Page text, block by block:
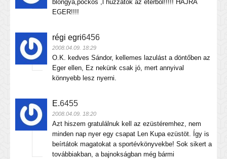
blongya,pöckös ,l húzzatok az éterből!!!!! HAJRÁ
EGER!!!!
régi egri6456
2008.04.09. 18:29
O.K. kedves Sándor, kellemes lazulást a döntőben az
Eger ellen, Ez nekünk csak jó, mert annyival
könnyebb lesz nyerni.
E.6455
2008.04.09. 18:20
Azt hiszem gratulálnuk kell az ezüstéremhez, nem
minden nap nyer egy csapat Len Kupa ezüstöt. Így is
beírtátok magatokat a sportévkönyvekbe! Sok sikert a
továbbiakban, a bajnokságban még bármi